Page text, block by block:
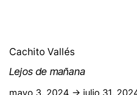
Cachito Vallés
Lejos de mañana